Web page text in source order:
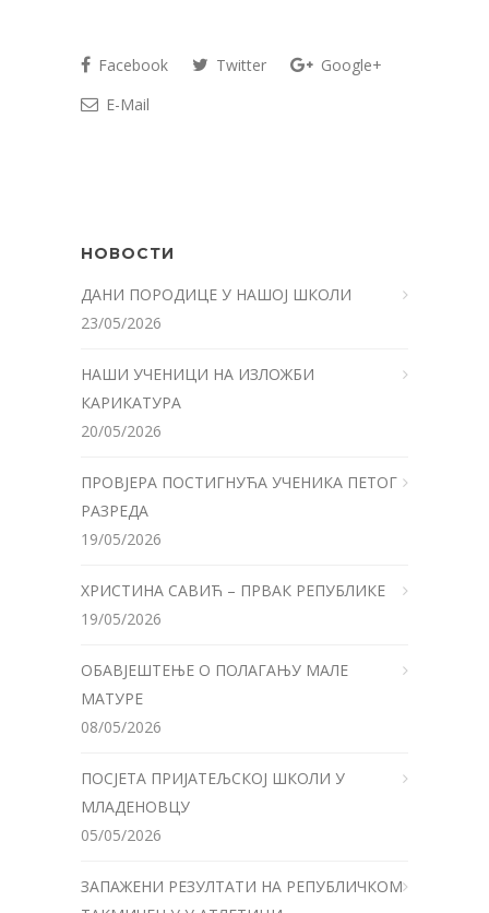
Facebook Twitter
Google+
E-Mail
НОВОСТИ
ДАНИ ПОРОДИЦЕ У НАШОЈ ШКОЛИ
23/05/2026
НАШИ УЧЕНИЦИ НА ИЗЛОЖБИ
КАРИКАТУРА
20/05/2026
ПРОВЈЕРА ПОСТИГНУЋА УЧЕНИКА ПЕТОГ
РАЗРЕДА
19/05/2026
ХРИСТИНА САВИЋ – ПРВАК РЕПУБЛИКЕ
19/05/2026
ОБАВЈЕШТЕЊЕ О ПОЛАГАЊУ МАЛЕ
МАТУРЕ
08/05/2026
ПОСЈЕТА ПРИЈАТЕЉСКОЈ ШКОЛИ У
МЛАДЕНОВЦУ
05/05/2026
ЗАПАЖЕНИ РЕЗУЛТАТИ НА РЕПУБЛИЧКОМ